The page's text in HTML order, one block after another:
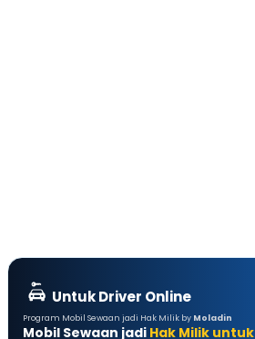
Untuk Driver Online
Program Mobil Sewaan jadi Hak Milik by Moladin
Mobil Sewaan jadi Hak Milik untuk